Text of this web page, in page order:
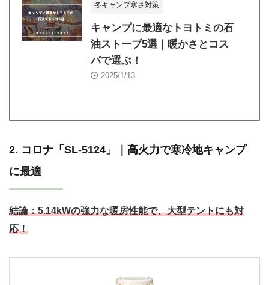
冬キャンプ寒さ対策
キャンプに最適なトヨトミの石
油ストーブ5選｜暖かさとコス
パで選ぶ！
2025/1/13
2. コロナ「SL-5124」｜高火力で寒冷地キャンプ
に最適
結論：5.14kWの強力な暖房性能で、大型テントにも対
応！